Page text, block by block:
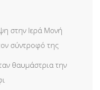
στην Ιερά Μονή
σύντροφό της
θαυμάστρια την